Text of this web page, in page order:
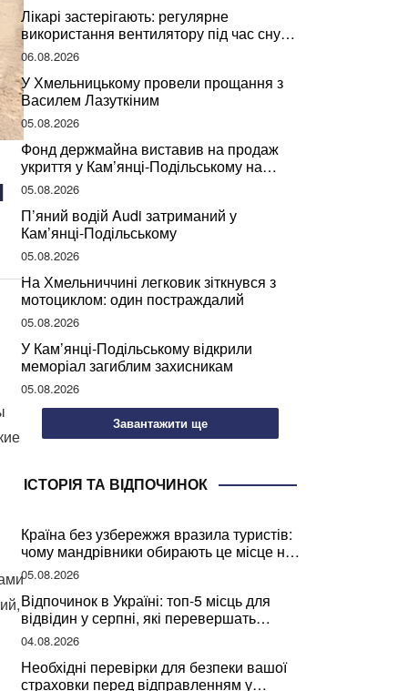
Лікарі застерігають: регулярне
використання вентилятору під час сну
може негативно вплинути на ваше
здоров’я
06.08.2026
У Хмельницькому провели прощання з
Василем Лазуткіним
05.08.2026
Фонд держмайна виставив на продаж
укриття у Кам’янці-Подільському на
Хмельниччині
05.08.2026
П’яний водій Audi затриманий у
Кам’янці-Подільському
05.08.2026
На Хмельниччині легковик зіткнувся з
мотоциклом: один постраждалий
05.08.2026
У Кам’янці-Подільському відкрили
меморіал загиблим захисникам
05.08.2026
Завантажити ще
ІСТОРІЯ ТА ВІДПОЧИНОК
Країна без узбережжя вразила туристів:
чому мандрівники обирають це місце на
відпочинок
05.08.2026
Відпочинок в Україні: топ-5 місць для
відвідин у серпні, які перевершать
закордонні враження
04.08.2026
Необхідні перевірки для безпеки вашої
страховки перед відправленням у